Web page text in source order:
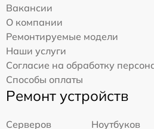
Вакансии
О компании
Ремонтируемые модели
Наши услуги
Согласие на обработку
Способы оплаты
Ремонт устройств
Серверов
Ноутбуков